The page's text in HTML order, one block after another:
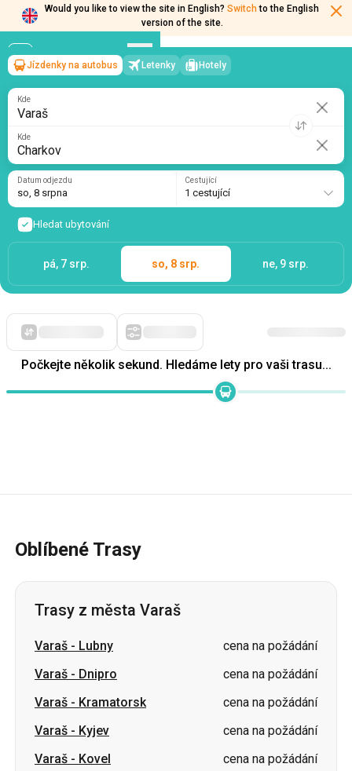
Would you like to view the site in English? Switch to the English
version of the site.
Varaš→Charkov
so, 8 srpna/1 cestující
Jízdenky na autobus Letenky Hotely
Kde
Kde
Datum odjezdu
so, 8 srpna
Cestující
1 cestující
Hledat ubytování
pá, 7 srp. so, 8 srp. ne, 9 srp.
Varaš- Kramatorsk
Varaš-Kyjev
cena na požádání
Varaš-Kovel
cena na požádání
Varaš-Ternopil
cena na požádání
Varaš-Lvov cena na požádání